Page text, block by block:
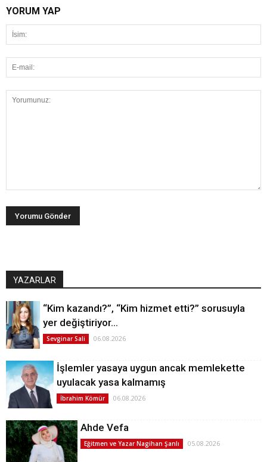
YORUM YAP
YAZARLAR
“Kim kazandı?”, “Kim hizmet etti?” sorusuyla
yer değiştiriyor…
Sevginar Sali 06.08.2026
İşlemler yasaya uygun ancak memlekette
uyulacak yasa kalmamış
İbrahim Kömür 06.08.2026
Ahde Vefa
Eğitmen ve Yazar Nagihan Şanlı 05.08.2026